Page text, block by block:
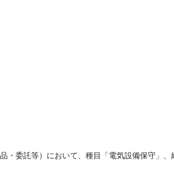
・委託等）において、種目「電気設備保守」